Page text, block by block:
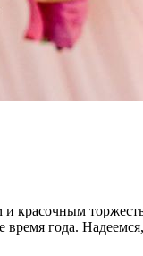
красочным
время года.